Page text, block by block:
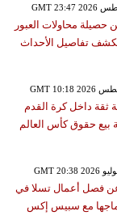
حصيلة محاولات العبور
تفاصيل الأحداث
ثقة داخل كرة القدم
بيع حقوق كأس العالم
فصل أعمال تسلا في
مع سبيس إكس